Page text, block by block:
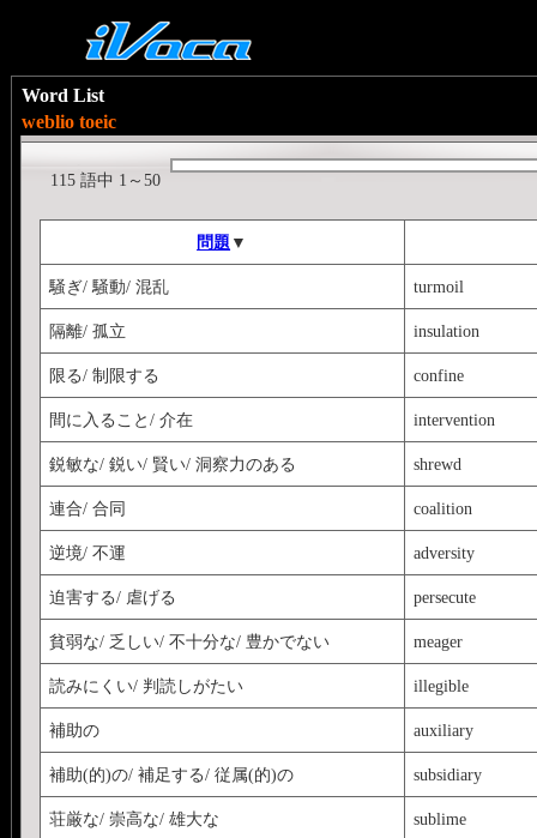
Word List
weblio toeic
115 語中 1～50
問題 ▼
騒ぎ/ 騒動/ 混乱 turmoil
隔離/ 孤立 insulation
限る/ 制限する confine
間に入ること/ 介在 intervention
鋭敏な/ 鋭い/ 賢い/ 洞察力のある shrewd
連合/ 合同 coalition
逆境/ 不運 adversity
迫害する/ 虐げる persecute
貧弱な/ 乏しい/ 不十分な/ 豊かでない meager
読みにくい/ 判読しがたい illegible
補助の auxiliary
補助(的)の/ 補足する/ 従属(的)の subsidiary
荘厳な/ 崇高な/ 雄大な sublime